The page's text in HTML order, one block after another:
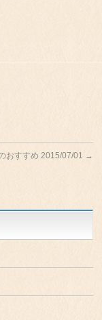
おすすめ 2015/07/01 →